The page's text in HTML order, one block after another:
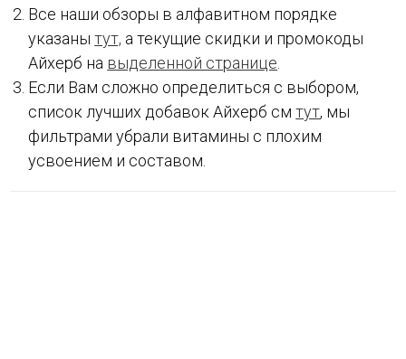
Все наши обзоры в алфавитном порядке
указанытут, а текущие скидки и промокоды
Айхерб на выделенной странице
Если Вам сложно определиться с выбором,
список лучших добавок Айхерб смтут, мы
фильтрами убрали витамины с плохим
усвоением и составом.